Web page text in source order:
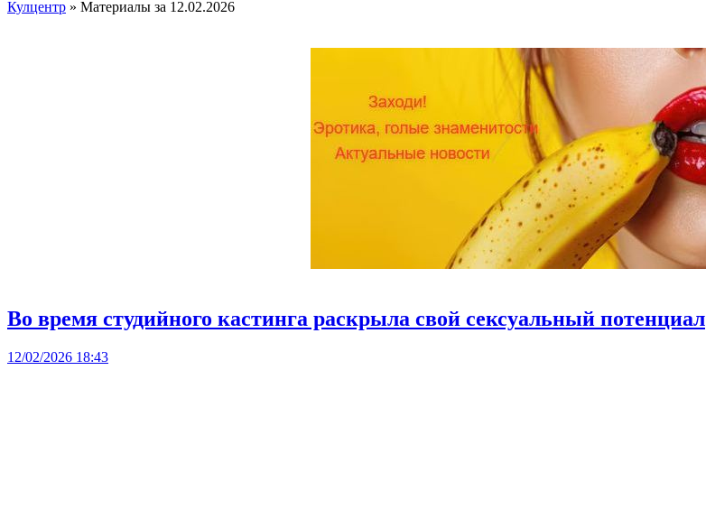
Кулцентр » Материалы за 12.02.2026
Во время студийного кастинга раскрыла свой сексуальный потенциал
12/02/2026 18:43